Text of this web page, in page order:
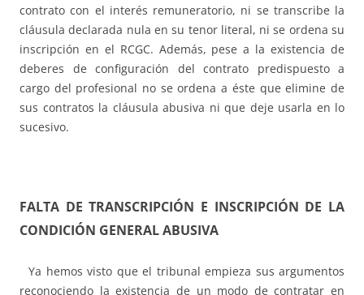
contrato con el interés remuneratorio, ni se transcribe la
cláusula declarada nula en su tenor literal, ni se ordena su
inscripción en el RCGC. Además, pese a la existencia de
deberes de configuración del contrato predispuesto a
cargo del profesional no se ordena a éste que elimine de
sus contratos la cláusula abusiva ni que deje usarla en lo
sucesivo.
FALTA DE TRANSCRIPCIÓN E INSCRIPCIÓN DE LA
CONDICIÓN GENERAL ABUSIVA
Ya hemos visto que el tribunal empieza sus argumentos
reconociendo la existencia de un modo de contratar en